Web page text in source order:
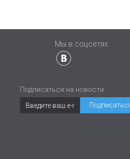
Мы в соцсетях
Подписаться на новости